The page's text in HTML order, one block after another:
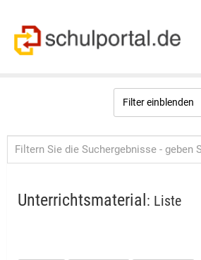
Filter einblenden
Unterrichtsmaterial : Liste